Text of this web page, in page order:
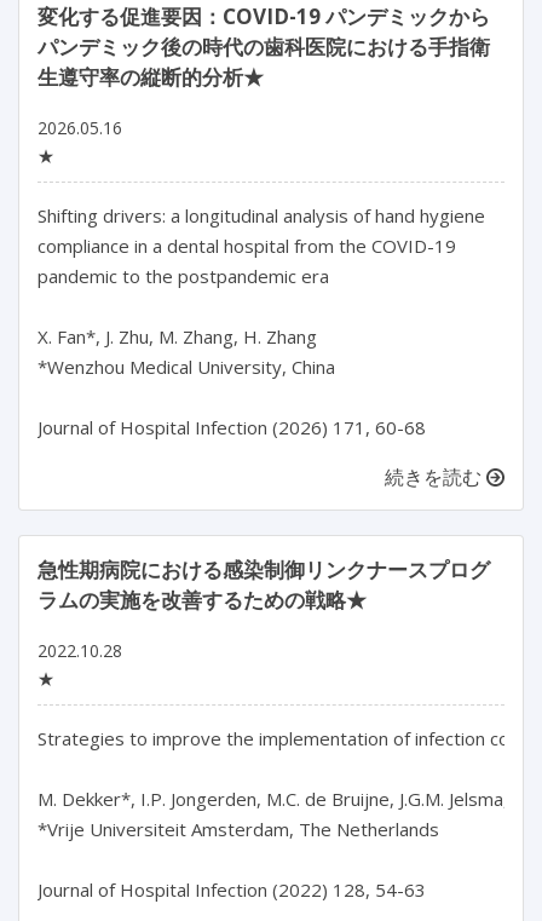
変化する促進要因：COVID-19 パンデミックから
パンデミック後の時代の歯科医院における手指衛
生遵守率の縦断的分析★
2026.05.16
★
Shifting drivers: a longitudinal analysis of hand hygiene
compliance in a dental hospital from the COVID-19
pandemic to the postpandemic era
X. Fan*, J. Zhu, M. Zhang, H. Zhang
*Wenzhou Medical University, China
続きを読む
急性期病院における感染制御リンクナースプログ
ラムの実施を改善するための戦略★
2022.10.28
★
Strategies to improve the implementation of infection
M. Dekker*, I.P. Jongerden, M.C. de Bruijne, J.G.M. Jelsma,
*Vrije Universiteit Amsterdam, The Netherlands
Journal of Hospital Infection (2022) 128, 54-63